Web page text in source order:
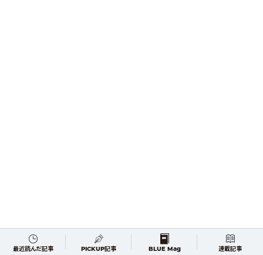
最近読んだ記事 PICKUP記事 BLUE Mag 連載記事